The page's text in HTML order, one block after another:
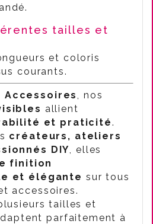
tailles et
et coloris
courants.
Accessoires, nos
allient
et praticité.
créateurs, ateliers
DIY, elles
finition
et élégante sur tous
accessoires.
tailles et
parfaitement à